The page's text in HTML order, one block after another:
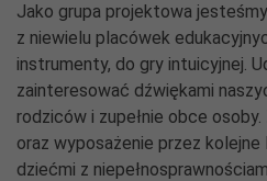
Jako grupa projektowa
z niewielu placówek
instrumenty, do gry intuicyjnej.
zainteresować dźwiękami
rodziców i zupełnie obce
oraz wyposażenie przez kolejne
dziećmi z